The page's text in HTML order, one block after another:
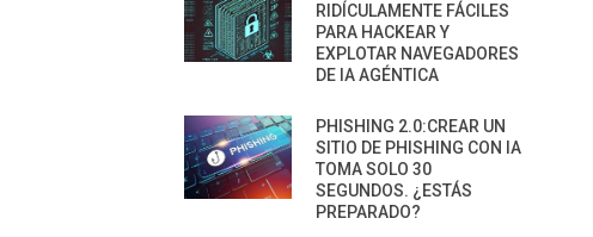
RIDÍCULAMENTE FÁCILES
PARA HACKEAR Y
EXPLOTAR NAVEGADORES
DE IA AGÉNTICA
PHISHING 2.0:CREAR UN
SITIO DE PHISHING CON IA
TOMA SOLO 30
SEGUNDOS. ¿ESTÁS
PREPARADO?